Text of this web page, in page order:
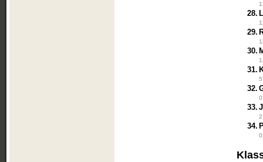
28.
29.
30.
31.
32.
33.
34.